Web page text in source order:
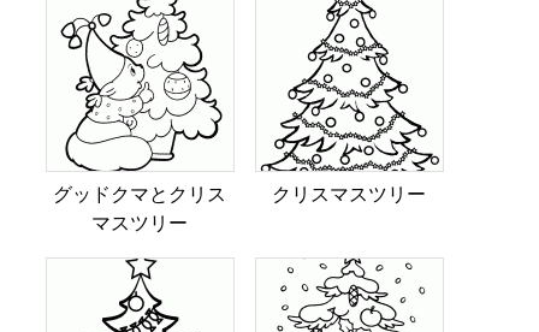
グッドクマとクリス
マスツリー
クリスマスツリー